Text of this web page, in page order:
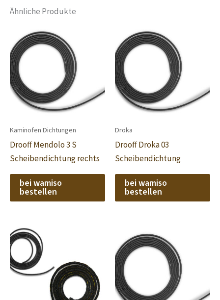
Ähnliche Produkte
Kaminofen Dichtungen
Drooff Mendolo 3 S
Scheibendichtung rechts
bei wamiso
bestellen
Droka
Drooff Droka 03
Scheibendichtung
bei wamiso
bestellen